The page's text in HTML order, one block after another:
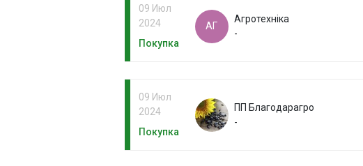
09 Июл
2024
Покупка
АГ
Агротехніка
-
09 Июл
2024
Покупка
ПП Благодарагро
-